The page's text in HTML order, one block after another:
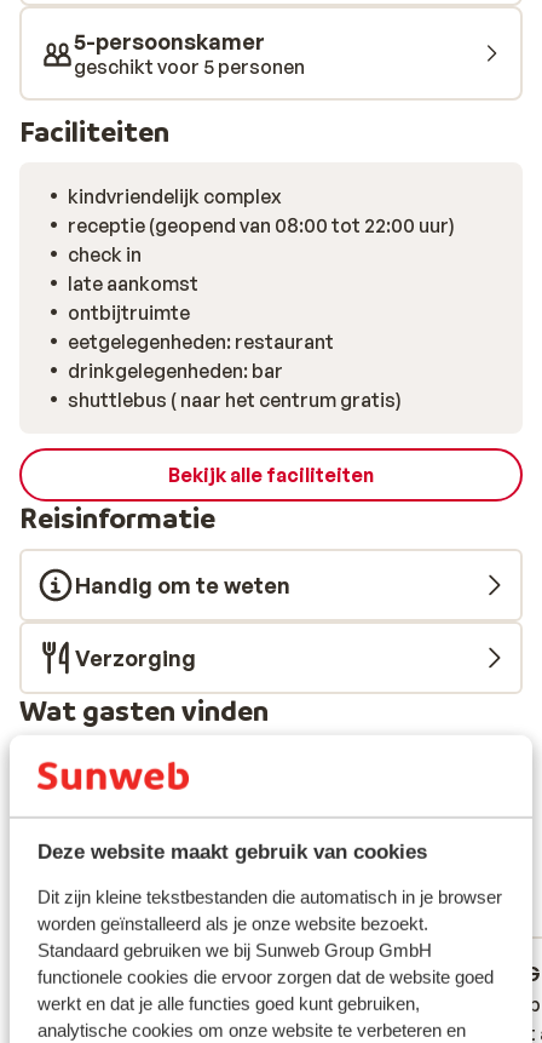
Deze website maakt gebruik van cookies
Dit zijn kleine tekstbestanden die automatisch in je browser
worden geïnstalleerd als je onze website bezoekt.
Standaard gebruiken we bij Sunweb Group GmbH
functionele cookies die ervoor zorgen dat de website goed
werkt en dat je alle functies goed kunt gebruiken,
analytische cookies om onze website te verbeteren en
5-persoonskamer
geschikt voor 5 personen
Faciliteiten
kindvriendelijk complex
receptie (geopend van 08:00 tot 22:00 uur)
check in
late aankomst
ontbijtruimte
eetgelegenheden: restaurant
drinkgelegenheden: bar
shuttlebus ( naar het centrum gratis)
Bekijk alle faciliteiten
Reisinformatie
Handig om te weten
Verzorging
Wat gasten vinden
Dit zijn 100% echte klantbeoordelingen die hun ervaring
met ons product oprecht weergeven.
Meer over reviews
8.8 Fantastisch
5 ervaringen
Meest geboekt door met familie
9.6 Fantastisch
15 mrt. 2025
Très bonnes prestations au village club du
soleil, buffet au top, équipe des
Très bonnes prestations au village club du
soleil, buffet au top, équipe des
7.5